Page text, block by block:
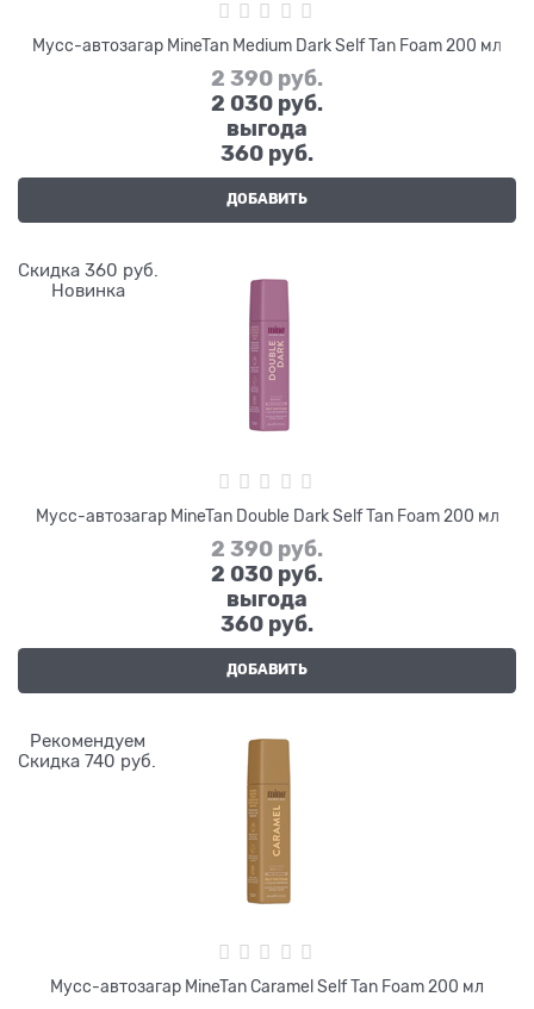
Мусс-автозагар MineTan Medium Dark Self Tan Foam 200 мл
2 390 руб.
2 030 руб.
выгода
360 руб.
ДОБАВИТЬ
Скидка 360 руб.
Новинка
Мусс-автозагар MineTan Double Dark Self Tan Foam 200 мл
2 390 руб.
2 030 руб.
выгода
360 руб.
ДОБАВИТЬ
Рекомендуем
Скидка 740 руб.
Мусс-автозагар MineTan Caramel Self Tan Foam 200 мл